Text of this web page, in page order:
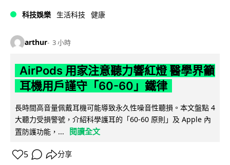
科技娛樂 生活科技 健康
arthur 3 小時
AirPods 用家注意聽力響紅燈 醫學界籲
耳機用戶謹守「60-60」鐵律
長時間高音量佩戴耳機可能導致永久性噪音性聽損。本文盤點 4
大聽力受損警號，介紹科學護耳的「60-60 原則」及 Apple 內
置防護功能，...
閱讀全文
5 分享